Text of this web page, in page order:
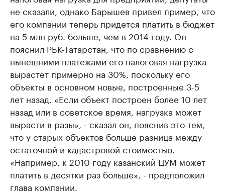
не сказали, однако Барышев привел пример, что
его компании теперь придется платить в бюджет
на 5 млн руб. больше, чем в 2014 году. Он
пояснил РБК-Татарстан, что по сравнению с
нынешними платежами его налоговая нагрузка
вырастет примерно на 30%, поскольку его
объекты в основном новые, построенные 3-5
лет назад. «Если объект построен более 10 лет
назад или в советское время, нагрузка может
вырасти в разы», - сказал он, пояснив это тем,
что у старых объектов больше разница между
остаточной и кадастровой стоимостью.
«Например, к 2010 году казанский ЦУМ может
платить в десятки раз больше», - предположил
глава компании.